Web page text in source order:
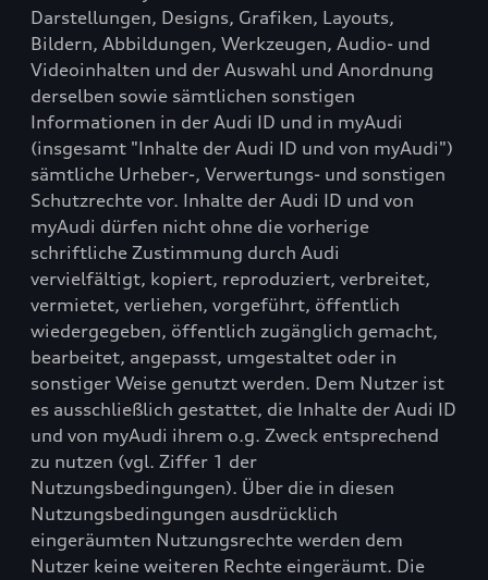
Darstellungen, Designs, Grafiken, Layouts,
Bildern, Abbildungen, Werkzeugen, Audio- und
Videoinhalten und der Auswahl und Anordnung
derselben sowie sämtlichen sonstigen
Informationen in der Audi ID und in myAudi
(insgesamt "Inhalte der Audi ID und von myAudi")
sämtliche Urheber-, Verwertungs- und sonstigen
Schutzrechte vor. Inhalte der Audi ID und von
myAudi dürfen nicht ohne die vorherige
schriftliche Zustimmung durch Audi
vervielfältigt, kopiert, reproduziert, verbreitet,
vermietet, verliehen, vorgeführt, öffentlich
wiedergegeben, öffentlich zugänglich gemacht,
bearbeitet, angepasst, umgestaltet oder in
sonstiger Weise genutzt werden. Dem Nutzer ist
es ausschließlich gestattet, die Inhalte der Audi ID
und von myAudi ihrem o.g. Zweck entsprechend
zu nutzen (vgl. Ziffer 1 der
Nutzungsbedingungen). Über die in diesen
Nutzungsbedingungen ausdrücklich
eingeräumten Nutzungsrechte werden dem
Nutzer keine weiteren Rechte eingeräumt. Die